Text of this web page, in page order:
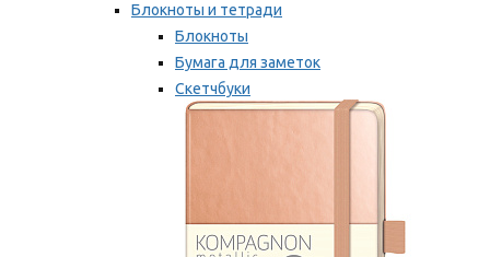
Блокноты и тетради
Блокноты
Бумага для заметок
Скетчбуки
Тетради